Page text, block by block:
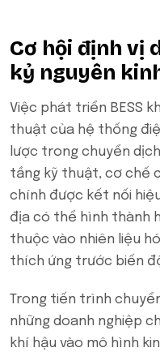
Cơ hội định vị
kỷ nguyên
Việc phát triển BESS
thuật của hệ thống
lược trong chuyển
tầng kỹ thuật, cơ chế
chính được kết nối
địa có thể hình thành
thuộc vào nhiên liệu
thích ứng trước biến
Trong tiến trình
những doanh nghiệp
khí hậu vào mô hình